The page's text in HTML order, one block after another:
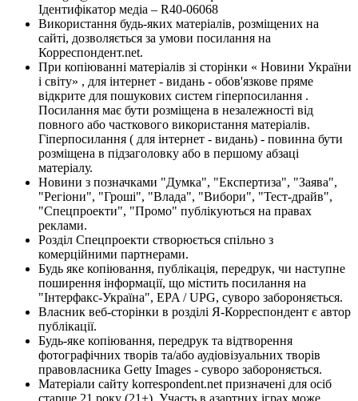
Ідентифікатор медіа – R40-06068
Використання будь-яких матеріалів, розміщених на
сайті, дозволяється за умови посилання на
Корреспондент.net.
При копіюванні матеріалів зі сторінки « Новини України
і світу» , для інтернет - видань - обов'язкове пряме
відкрите для пошукових систем гіперпосилання .
Посилання має бути розміщена в незалежності від
повного або часткового використання матеріалів.
Гіперпосилання ( для інтернет - видань) - повинна бути
розміщена в підзаголовку або в першому абзаці
матеріалу.
Новини з позначками "Думка", "Експертиза", "Заява",
"Регіони", "Гроші", "Влада", "Вибори", "Тест-драйв",
"Спецпроекти", "Промо" публікуються на правах
реклами.
Розділ Спецпроекти створюється спільно з
комерційними партнерами.
Будь яке копіювання, публікація, передрук, чи наступне
поширення інформації, що містить посилання на
"Інтерфакс-Україна", EPA / UPG, суворо забороняється.
Власник веб-сторінки в розділі Я-Корреспондент є автор
публікації.
Будь-яке копіювання, передрук та відтворення
фотографічних творів та/або аудіовізуальних творів
правовласника Getty Images - суворо забороняється.
Матеріали сайту korrespondent.net призначені для осіб